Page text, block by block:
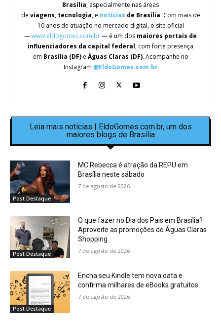
Brasília, especialmente nas áreas
de viagens, tecnologia, e notícias de Brasília. Com mais de
10 anos de atuação no mercado digital, o site oficial
—www.eldogomes.com.br— é um dos maiores portais de
influenciadores da capital federal, com forte presença
em Brasília (DF)e Águas Claras (DF). Acompanhe no
Instagram @EldoGomes.com.br
Leia mais notícias | EldoGomes.com.br, um dos
maiores blogs de Brasília
Post Destaque
MC Rebecca é atração da REPU em
Brasília neste sábado
7 de agosto de 2026
Post Destaque
O que fazer no Dia dos Pais em Brasília?
Aproveite as promoções do Águas Claras
Shopping
7 de agosto de 2026
Post Destaque
Encha seu Kindle tem nova data e
confirma milhares de eBooks gratuitos
7 de agosto de 2026